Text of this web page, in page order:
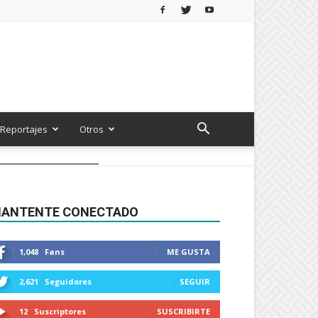
Reportajes Otros
CONECTADO
1,048 Fans ME GUSTA
2,621 Seguidores SEGUIR
12 Suscriptores SUSCRIBIRTE